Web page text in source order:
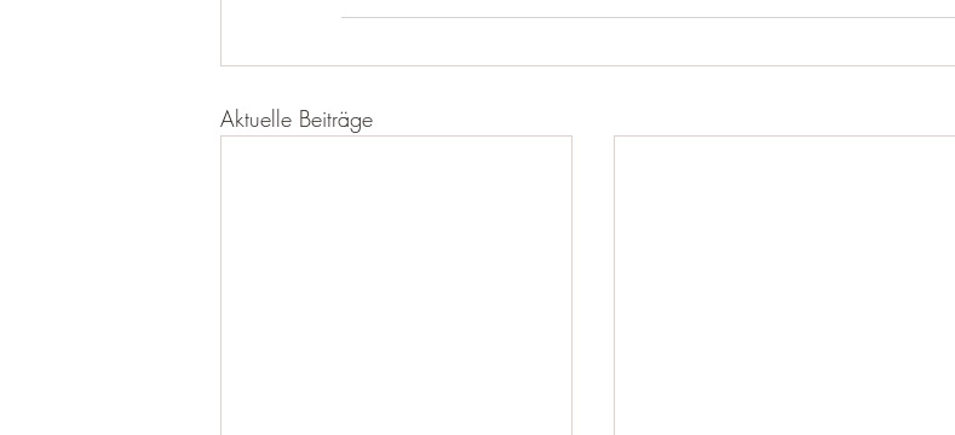
Aktuelle Beiträge